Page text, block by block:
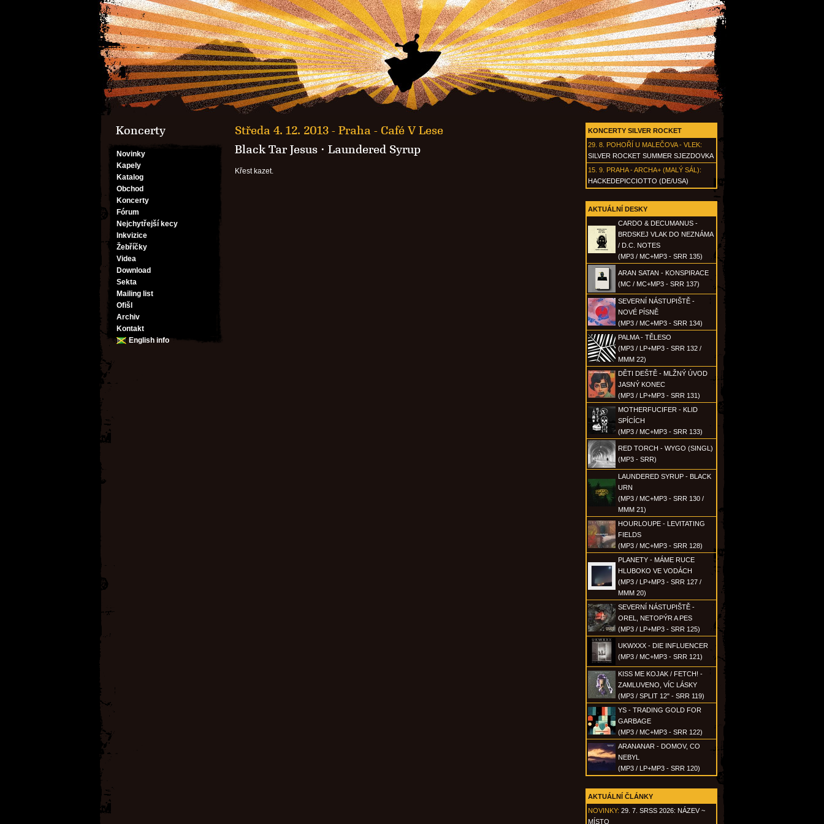
Koncerty
Novinky
Kapely
Katalog
Obchod
Koncerty
Fórum
Nejchytřejší kecy
Inkvizice
Žebříčky
Videa
Download
Sekta
Mailing list
Ofišl
Archiv
Kontakt
English info
KONCERTY SILVER ROCKET
29. 8. POHOŘÍ U MALEČOVA - VLEK:
SILVER ROCKET SUMMER SJEZDOVKA
15. 9. PRAHA - ARCHA+ (MALÝ SÁL):
HACKEDEPICCIOTTO (DE/USA)
AKTUÁLNÍ DESKY
CARDO & DECUMANUS -
BRDSKEJ VLAK DO NEZNÁMA
/ D.C. NOTES
(MP3 / MC+MP3 - SRR 135)
ARAN SATAN - KONSPIRACE
(MC / MC+MP3 - SRR 137)
SEVERNÍ NÁSTUPIŠTĚ -
NOVÉ PÍSNĚ
(MP3 / MC+MP3 - SRR 134)
PALMA - TĚLESO
(MP3 / LP+MP3 - SRR 132 /
MMM 22)
DĚTI DEŠTĚ - MLŽNÝ ÚVOD
JASNÝ KONEC
(MP3 / LP+MP3 - SRR 131)
MOTHERFUCIFER - KLID
SPÍCÍCH
(MP3 / MC+MP3 - SRR 133)
RED TORCH - WYGO (SINGL)
(MP3 - SRR)
LAUNDERED SYRUP - BLACK
URN
(MP3 / MC+MP3 - SRR 130 /
MMM 21)
HOURLOUPE - LEVITATING
FIELDS
(MP3 / MC+MP3 - SRR 128)
PLANETY - MÁME RUCE
HLUBOKO VE VODÁCH
(MP3 / LP+MP3 - SRR 127 /
MMM 20)
SEVERNÍ NÁSTUPIŠTĚ -
OREL, NETOPÝR A PES
(MP3 / LP+MP3 - SRR 125)
UKWXXX - DIE INFLUENCER
(MP3 / MC+MP3 - SRR 121)
KISS ME KOJAK / FETCH! -
ZAMLUVENO, VÍC LÁSKY
(MP3 / SPLIT 12" - SRR 119)
YS - TRADING GOLD FOR
GARBAGE
(MP3 / MC+MP3 - SRR 122)
ARANANAR - DOMOV, CO
NEBYL
(MP3 / LP+MP3 - SRR 120)
AKTUÁLNÍ ČLÁNKY
NOVINKY: 29. 7. SRSS 2026: NÁZEV ~
MÍSTO
Středa 4. 12. 2013 - Praha - Café V Lese
Black Tar Jesus · Laundered Syrup
Křest kazet.